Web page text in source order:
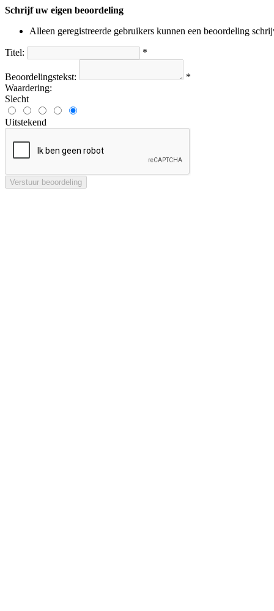
Schrijf uw eigen beoordeling
Alleen geregistreerde gebruikers kunnen een beoordeling
Titel: *
Beoordelingstekst:
*
Waardering:
Slecht
Uitstekend
Verstuur beoordeling